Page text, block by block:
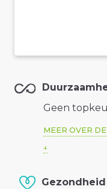
Geen
MEER OVER
Gezondheid